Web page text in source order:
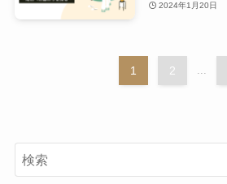
2024年1月20日
1 2 ...